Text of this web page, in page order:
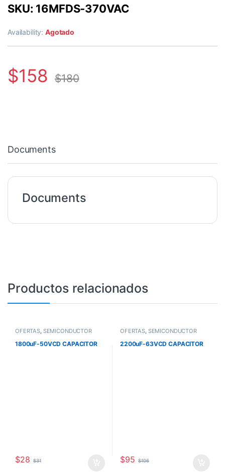
SKU: 16MFDS-370VAC
Availability:Agotado
$158 $180
Documents
Documents
Productos relacionados
OFERTAS, SEMICONDUCTOR
1800uF-50VCD CAPACITOR
$28 $31
OFERTAS, SEMICONDUCTOR
2200uF-63VCD CAPACITOR
$95 $106